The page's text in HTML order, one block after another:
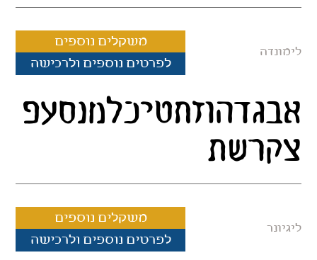
לימונדה
משקלים נוספים
לפרטים נוספים ולרכישה
אבגדהוזחטיכלמנסעפ
צקרשת
ליגיונר
משקלים נוספים
לפרטים נוספים ולרכישה